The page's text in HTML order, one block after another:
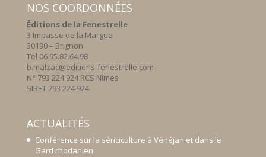
NOS COORDONNÉES
Éditions de la Fenestrelle
3 Impasse de la Margue
30190 – Brignon
Tel 06.95.82.64.98
b.malzac@editions-fenestrelle.com
N° 793 224 924 RCS Nîmes
SIRET 793 224 924
ACTUALITÉS
Conférence sur la sériciculture à Vénéjan et dans le
Gard rhodanien